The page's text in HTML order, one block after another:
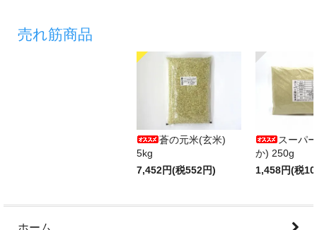
売れ筋商品
蒼の元米(玄米)
5kg
7,452円(税552円)
スーパ
か) 250g
1,458円(税